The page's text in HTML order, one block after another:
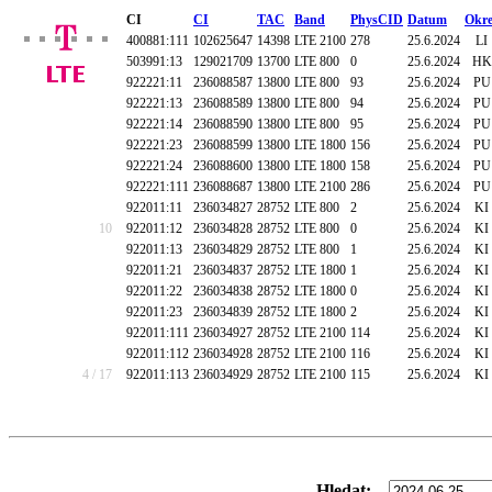
CI CI TAC Band PhysCID Datum
400881:111 102625647 14398 LTE 2100 278 25.6.2024
LI
503991:13
129021709 13700 LTE 800 0 25.6.2024
HK
922221:11
236088587 13800 LTE 800 93 25.6.2024
PU
922221:13
236088589 13800 LTE 800 94 25.6.2024
PU
922221:14
236088590 13800 LTE 800 95 25.6.2024
PU
922221:23
236088599 13800 LTE 1800 156 25.6.2024
PU
922221:24
236088600 13800 LTE 1800 158 25.6.2024
PU
922221:111 236088687 13800 LTE 2100 286 25.6.2024
PU
922011:11
236034827 28752 LTE 800 2 25.6.2024
KI
10
922011:12 236034828 28752 LTE 800 0 25.6.2024
KI
922011:13
236034829 28752 LTE 800 1 25.6.2024
KI
922011:21
236034837 28752 LTE 1800 1 25.6.2024
KI
922011:22
236034838 28752 LTE 1800 0 25.6.2024
KI
922011:23
236034839 28752 LTE 1800 2 25.6.2024
KI
922011:111 236034927 28752 LTE 2100 114 25.6.2024
KI
922011:112 236034928 28752 LTE 2100 116 25.6.2024
KI
4 / 17
922011:113 236034929 28752 LTE 2100 115 25.6.2024 KI